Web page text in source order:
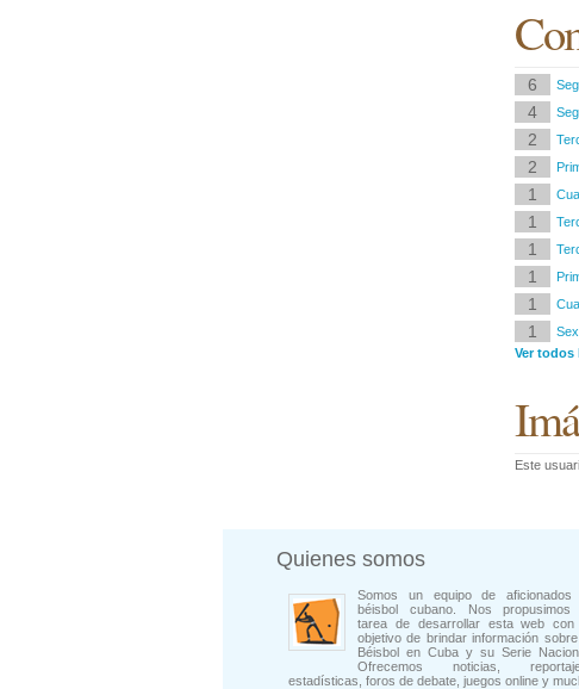
6
4
2
2
1
1
1
1
1
1
Ver todos
Este
Quienes somos
Somos un equipo de aficionados
béisbol cubano. Nos propusimos
tarea de desarrollar esta web con
objetivo de brindar información
Béisbol en Cuba y su Serie
Ofrecemos noticias,
estadísticas, foros de debate, juegos online y